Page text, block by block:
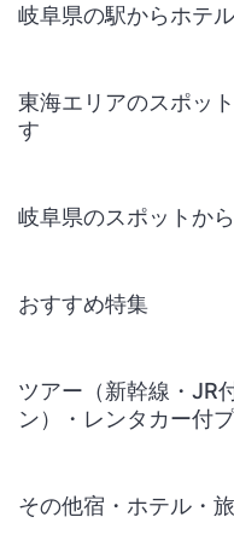
岐阜県の駅からホテ
東海エリアのスポッ
す
岐阜県のスポットか
おすすめ特集
ツアー（新幹線・JR
ン）・レンタカー付
その他宿・ホテル・